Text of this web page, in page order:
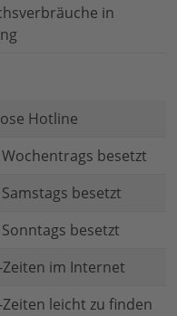
in
Hotline
besetzt
besetzt
besetzt
im Internet
leicht zu finden